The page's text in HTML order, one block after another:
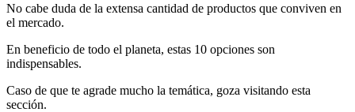
No cabe duda de la extensa cantidad de productos que conviven en
el mercado.
En beneficio de todo el planeta, estas 10 opciones son
indispensables.
Caso de que te agrade mucho la temática, goza visitando esta
sección.